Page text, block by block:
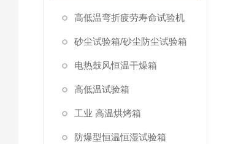
高低温弯折疲劳寿命试验机
砂尘试验箱/砂尘防尘试验箱
电热鼓风恒温干燥箱
高低温试验箱
工业 高温烘烤箱
防爆型恒温恒湿试验箱